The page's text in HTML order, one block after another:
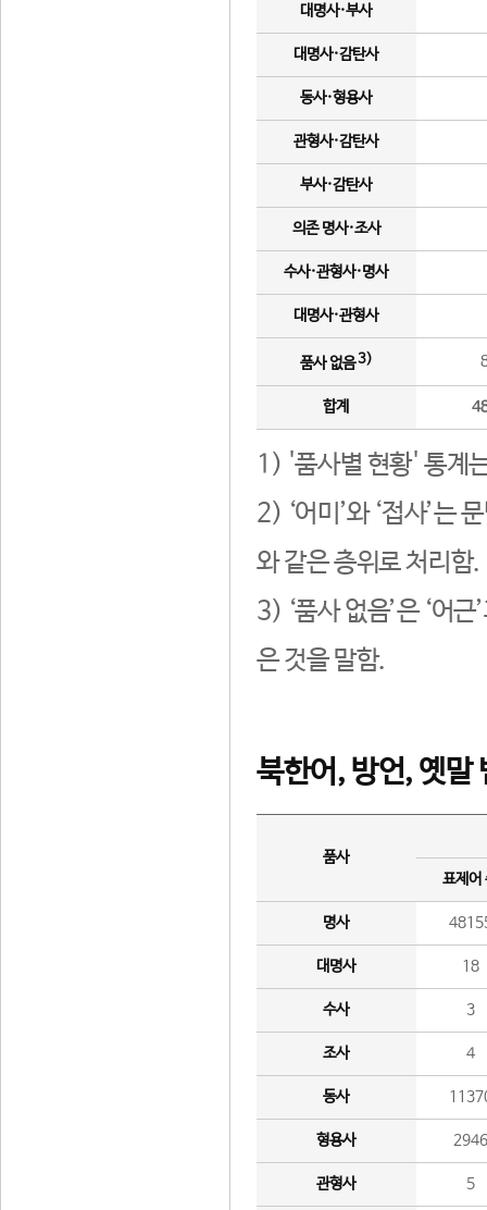
대명사·부사
대명사·감탄사
동사·형용사
관형사·감탄사
부사·감탄사
의존 명사·조사
수사·관형사·명사
대명사·관형사
품사 없음3)
합계
1) '품사별 현황' 통계
2) ‘어미’와 ‘접사’는
와 같은 층위로 처리함.
3) ‘품사 없음’은 ‘어
은 것을 말함.
북한어, 방언, 옛말
품사
표제어
명사
대명사 18
수사 3
조사 4
동사
형용사 2946
관형사 5